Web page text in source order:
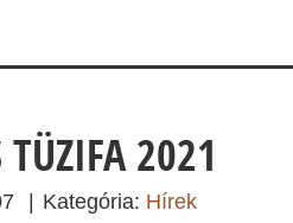
TÜZIFA 2021
Kategória: Hírek